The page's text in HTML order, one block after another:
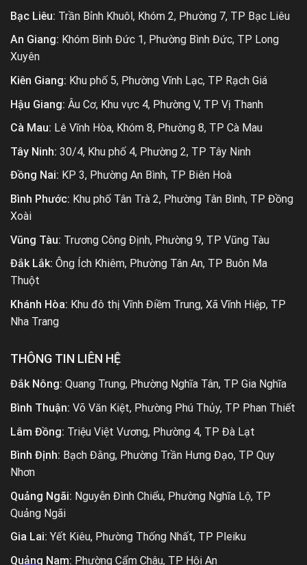
Bạc Liêu: Trần Bỉnh Khuôl, Khóm 2, Phường 7, TP Bạc Liêu
An Giang: Khóm Bình Đức 1, Phường Bình Đức, TP Long
Xuyên
Kiên Giang: Khu phố 5, Phường Vĩnh Lạc, TP Rạch Giá
Hậu Giang: Âu Cơ, Khu vực 4, Phường V, TP Vị Thanh
Cà Mau: Lê Vĩnh Hòa, Khóm 8, Phường 8, TP Cà Mau
Tây Ninh: 30/4, Khu phố 4, Phường 2, TP Tây Ninh
Đồng Nai: KP 3, Phường An Bình, TP Biên Hoà
Bình Phước: Khu phố Tân Trà 2, Phường Tân Bình, TP Đồng
Xoài
Vũng Tàu: Trương Công Định, Phường 9, TP Vũng Tàu
Đắk Lắk: Ông Ích Khiêm, Phường Tân An, TP Buôn Ma
Thuột
Khánh Hòa: Khu đô thị Vĩnh Điềm Trung, Xã Vĩnh Hiệp, TP
Nha Trang
THÔNG TIN LIÊN HỆ
Đắk Nông: Quang Trung, Phường Nghĩa Tân, TP Gia Nghĩa
Bình Thuận: Võ Văn Kiệt, Phường Phú Thủy, TP Phan Thiết
Lâm Đồng: Triệu Việt Vương, Phường 4, TP Đà Lạt
Bình Định: Bạch Đằng, Phường Trần Hưng Đạo, TP Quy
Nhơn
Quảng Ngãi: Nguyễn Đình Chiểu, Phường Nghĩa Lộ, TP
Quảng Ngãi
Gia Lai: Yết Kiêu, Phường Thống Nhất, TP Pleiku
Quảng Nam: Phường Cẩm Châu, TP Hội An